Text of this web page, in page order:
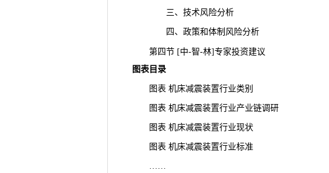
三、技术风险分析
四、政策和体制风险分析
第四节 [中-智-林]专家投资建议
图表目录
图表 机床减震装置行业类别
图表 机床减震装置行业产业链调研
图表 机床减震装置行业现状
图表 机床减震装置行业标准
……